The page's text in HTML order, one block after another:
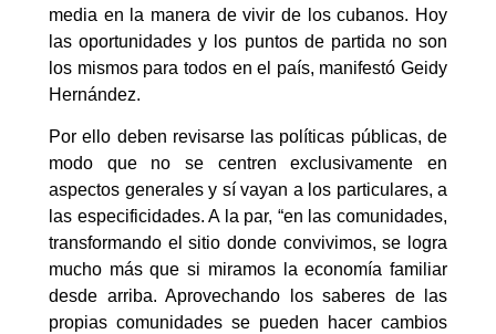
media en la manera de vivir de los cubanos. Hoy
las oportunidades y los puntos de partida no son
los mismos para todos en el país, manifestó Geidy
Hernández.
Por ello deben revisarse las políticas públicas, de
modo que no se centren exclusivamente en
aspectos generales y sí vayan a los particulares, a
las especificidades. A la par, “en las comunidades,
transformando el sitio donde convivimos, se logra
mucho más que si miramos la economía familiar
desde arriba. Aprovechando los saberes de las
propias comunidades se pueden hacer cambios